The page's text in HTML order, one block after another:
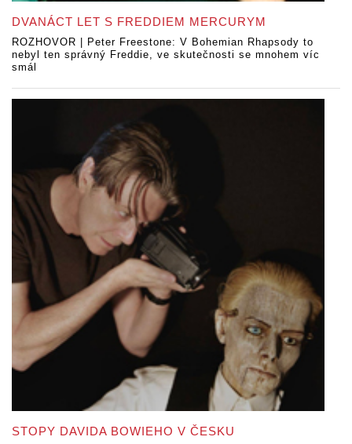
DVANÁCT LET S FREDDIEM MERCURYM
ROZHOVOR | Peter Freestone: V Bohemian Rhapsody to
nebyl ten správný Freddie, ve skutečnosti se mnohem víc
smál
STOPY DAVIDA BOWIEHO V ČESKU